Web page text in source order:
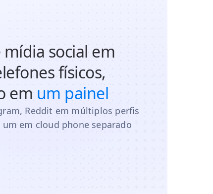
social em
físicos,
em um painel
Reddit em múltiplos perfis
em cloud phone separado